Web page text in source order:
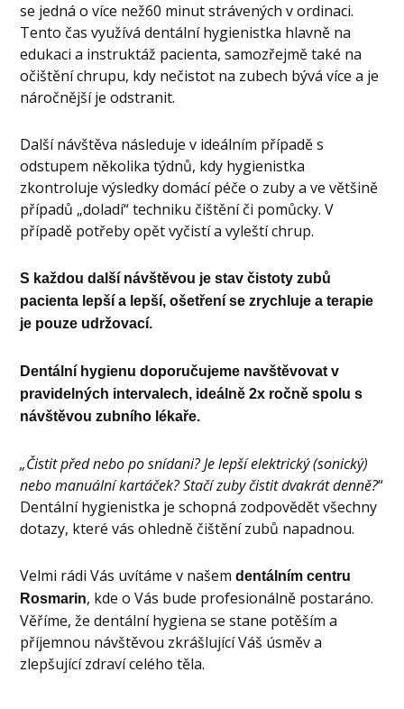
se jedná o více než60 minut strávených v ordinaci.
Tento čas využívá dentální hygienistka hlavně na
edukaci a instruktáž pacienta, samozřejmě také na
očištění chrupu, kdy nečistot na zubech bývá více a je
náročnější je odstranit.
Další návštěva následuje v ideálním případě s
odstupem několika týdnů, kdy hygienistka
zkontroluje výsledky domácí péče o zuby a ve většině
případů „doladí“ techniku čištění či pomůcky. V
případě potřeby opět vyčistí a vyleští chrup.
S každou další návštěvou je stav čistoty zubů
pacienta lepší a lepší, ošetření se zrychluje a terapie
je pouze udržovací.
Dentální hygienu doporučujeme navštěvovat v
pravidelných intervalech, ideálně 2x ročně spolu s
návštěvou zubního lékaře.
„Čistit před nebo po snídani? Je lepší elektrický (sonický)
nebo manuální kartáček? Stačí zuby čistit dvakrát denně?“
Dentální hygienistka je schopná zodpovědět všechny
dotazy, které vás ohledně čištění zubů napadnou.
Velmi rádi Vás uvítáme v našemdentálním centru
Rosmarin, kde o Vás bude profesionálně postaráno.
Věříme, že dentální hygiena se stane potěším a
příjemnou návštěvou zkrášlující Váš úsměv a
zlepšující zdraví celého těla.